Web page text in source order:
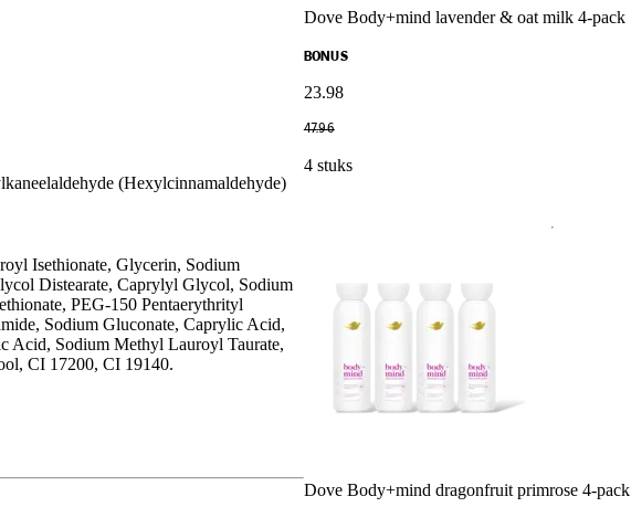
(Hexylcinnamaldehyde)
Isethionate, Glycerin, Sodium
Distearate, Caprylyl Glycol, Sodium
PEG-150 Pentaerythrityl
Sodium Gluconate, Caprylic Acid,
Acid, Sodium Methyl Lauroyl Taurate,
CI 17200, CI 19140.
Dove Body+mind lavender & oat milk 4-pack
BONUS
23.98
47.96
4 stuks
Dove Body+mind dragonfruit primrose 4-pack